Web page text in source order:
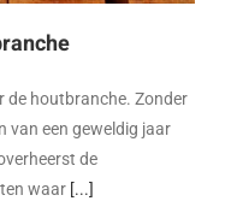
de houtbranche. Zonder
van een geweldig jaar
de
waar [...]